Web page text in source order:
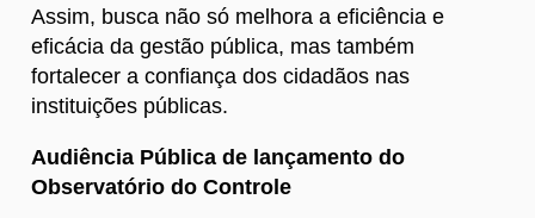
Assim, busca não só melhora a eficiência e
eficácia da gestão pública, mas também
fortalecer a confiança dos cidadãos nas
instituições públicas.
Audiência Pública de lançamento do
Observatório do Controle